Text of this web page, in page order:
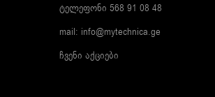
ტელეფონი 568 91 08 48
mail: info@mytechnica.ge
ჩვენი აქციები